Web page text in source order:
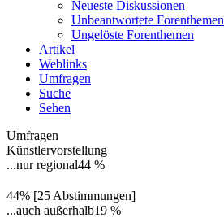
Neueste Diskussionen
Unbeantwortete Forenthemen
Ungelöste Forenthemen
Artikel
Weblinks
Umfragen
Suche
Sehen
Umfragen
Künstlervorstellung
...nur regional44 %
44% [25 Abstimmungen]
...auch außerhalb19 %